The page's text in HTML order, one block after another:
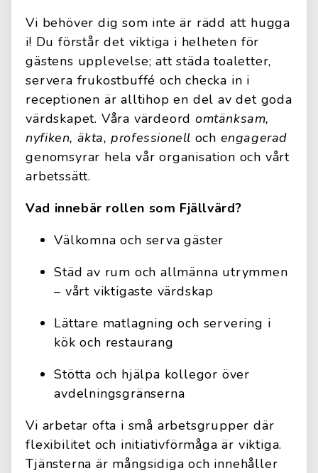
Vi behöver dig som inte är rädd att hugga
i! Du förstår det viktiga i helheten för
gästens upplevelse; att städa toaletter,
servera frukostbuffé och checka in i
receptionen är alltihop en del av det goda
värdskapet. Våra värdeordomtänksam,
nyfiken, äkta, professionell och engagerad
genomsyrar hela vår organisation och vårt
arbetssätt.
Vad innebär rollen som Fjällvärd?
Välkomna och serva gäster
Städ av rum och allmänna utrymmen
– vårt viktigaste värdskap
Lättare matlagning och servering i
kök och restaurang
Stötta och hjälpa kollegor över
avdelningsgränserna
Vi arbetar ofta i små arbetsgrupper där
flexibilitet och initiativförmåga är viktiga.
Tjänsterna är mångsidiga och innehåller